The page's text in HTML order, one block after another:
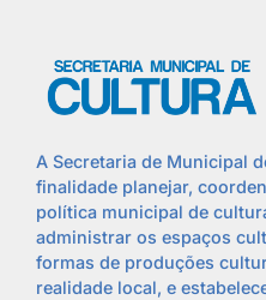
A Secretaria de Municipal
finalidade planejar,
política municipal de
administrar os espaços
formas de produções
realidade local, e